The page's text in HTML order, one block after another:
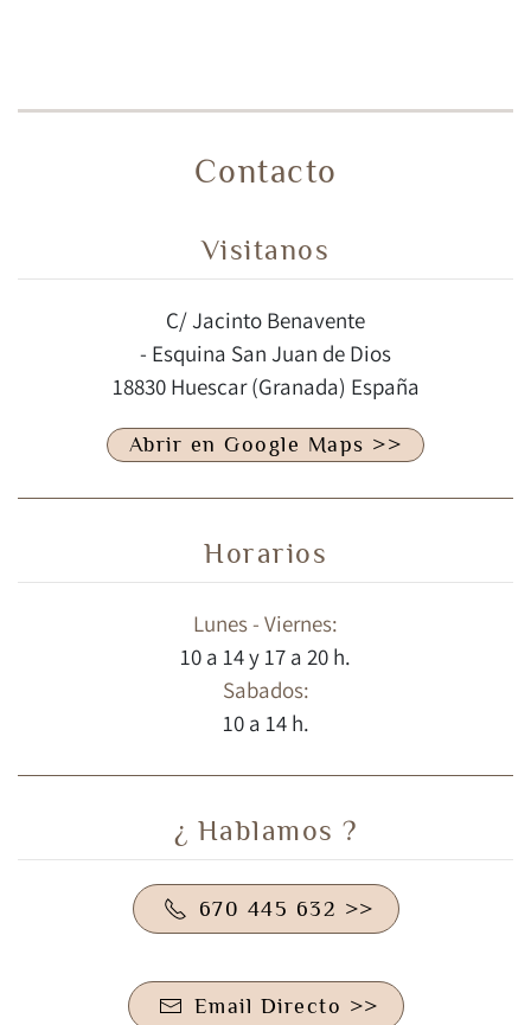
Contacto
Visitanos
C/ Jacinto Benavente
- Esquina San Juan de Dios
18830 Huescar (Granada) España
Abrir en Google Maps >>
Horarios
Lunes - Viernes:
10 a 14 y 17 a 20 h.
Sabados:
10 a 14 h.
¿ Hablamos ?
670 445 632 >>
Email Directo >>